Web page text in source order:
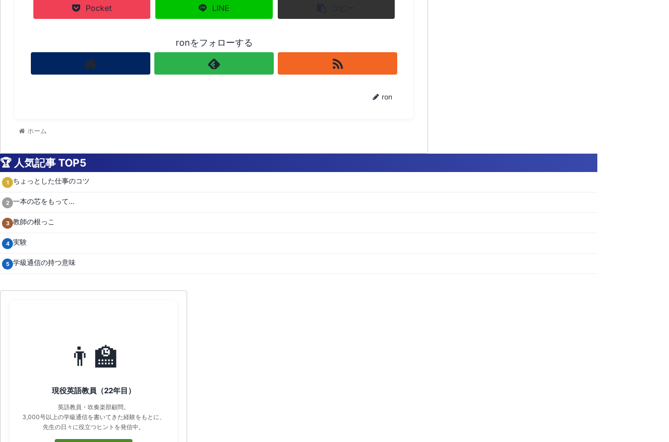
Pocket LINE
ronをフォローする
ron
ホーム
🏆 人気記事 TOP5
1 ちょっとした仕事のコツ
2 一本の芯をもって…
3 教師の根っこ
4 実験
5 学級通信の持つ意味
👨‍🏫
現役英語教員（22年目）
英語教員・吹奏楽部顧問。
3,000号以上の学級通信を書いてきた経験をもとに、
先生の日々に役立つヒントを発信中。